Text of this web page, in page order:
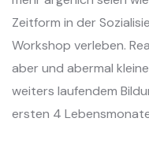
Zeitform in der
Workshop verleben.
aber und abermal
weiters laufendem
ersten 4